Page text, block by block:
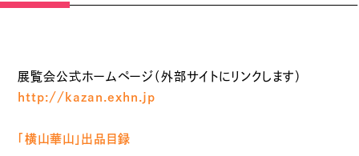
展覧会公式ホームページ（外部サイトにリンクします）
http://kazan.exhn.jp
「横山華山」出品目録